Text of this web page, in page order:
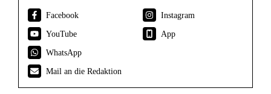
Facebook
Instagram
YouTube
App
WhatsApp
Mail an die Redaktion